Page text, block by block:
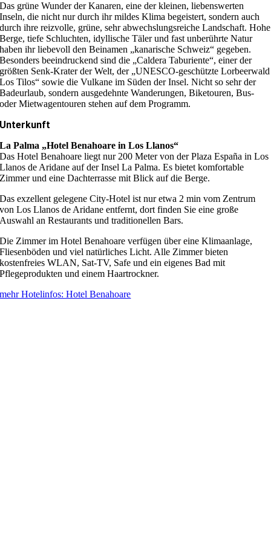
Das grüne Wunder der Kanaren, eine der kleinen, liebenswerten
Inseln, die nicht nur durch ihr mildes Klima begeistert, sondern auch
durch ihre reizvolle, grüne, sehr abwechslungsreiche Landschaft. Hohe
Berge, tiefe Schluchten, idyllische Täler und fast unberührte Natur
haben ihr liebevoll den Beinamen „kanarische Schweiz“ gegeben.
Besonders beeindruckend sind die „Caldera Taburiente“, einer der
größten Senk-Krater der Welt, der „UNESCO-geschützte Lorbeerwald
Los Tilos“ sowie die Vulkane im Süden der Insel. Nicht so sehr der
Badeurlaub, sondern ausgedehnte Wanderungen, Biketouren, Bus-
oder Mietwagentouren stehen auf dem Programm.
Unterkunft
La Palma „Hotel Benahoare in Los Llanos“
Das Hotel Benahoare liegt nur 200 Meter von der Plaza España in Los
Llanos de Aridane auf der Insel La Palma. Es bietet komfortable
Zimmer und eine Dachterrasse mit Blick auf die Berge.
Das exzellent gelegene City-Hotel ist nur etwa 2 min vom Zentrum
von Los Llanos de Aridane entfernt, dort finden Sie eine große
Auswahl an Restaurants und traditionellen Bars.
Die Zimmer im Hotel Benahoare verfügen über eine Klimaanlage,
Fliesenböden und viel natürliches Licht. Alle Zimmer bieten
kostenfreies WLAN, Sat-TV, Safe und ein eigenes Bad mit
Pflegeprodukten und einem Haartrockner.
mehr Hotelinfos: Hotel Benahoare